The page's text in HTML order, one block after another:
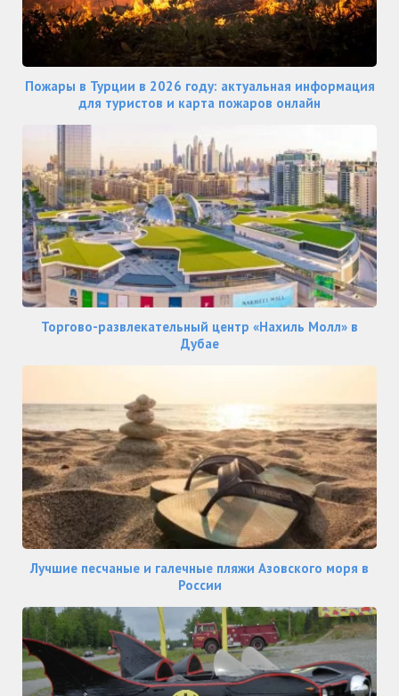
Пожары в Турции в 2026 году: актуальная информация
для туристов и карта пожаров онлайн
Торгово-развлекательный центр «Нахиль Молл» в
Дубае
Лучшие песчаные и галечные пляжи Азовского моря в
России